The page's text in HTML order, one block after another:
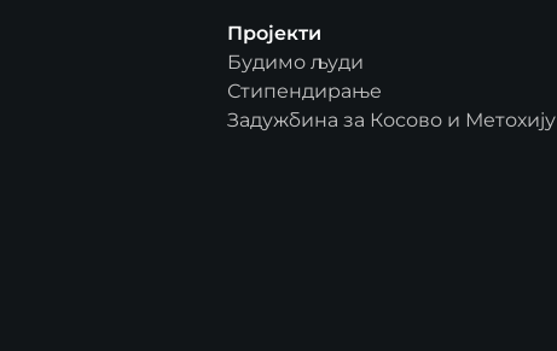
Пројекти
Будимо људи
Стипендирање
Задужбина за Косово и Метохију